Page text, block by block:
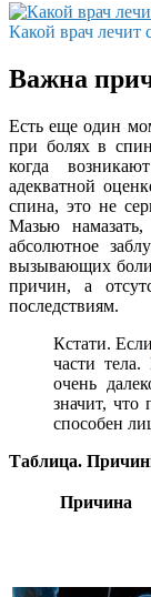
Какой врач лечит
Важна
Есть еще один
при болях в
когда
адекватной
спина, это не
Мазью
абсолютное
вызывающих
причин, а
последствиям.
Кстати.
части
очень
значит, что
способен
Таблица.
Причина